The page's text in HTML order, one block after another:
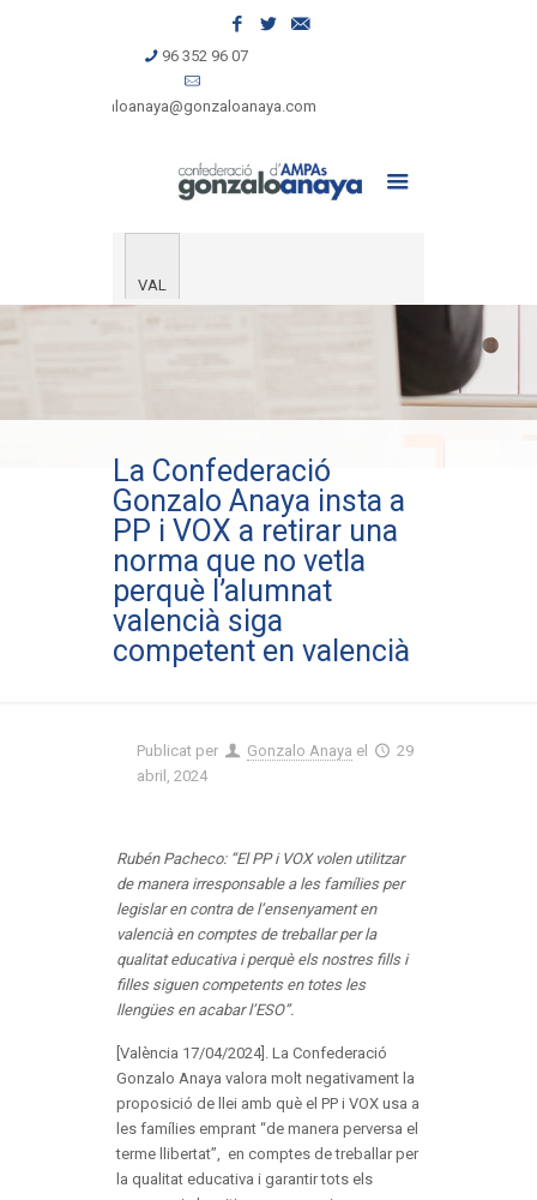
96 352 96 07
gonzaloanaya@gonzaloanaya.com
VAL
La Confederació
Gonzalo Anaya insta a
PP i VOX a retirar una
norma que no vetla
perquè l’alumnat
valencià siga
competent en valencià
Publicat per Gonzalo Anaya el
29
abril, 2024
Rubén Pacheco: “El PP i VOX volen utilitzar
de manera irresponsable a les famílies per
legislar en contra de l’ensenyament en
valencià en comptes de treballar per la
qualitat educativa i perquè els nostres fills i
filles siguen competents en totes les
llengües en acabar l’ESO”.
[València 17/04/2024]. La Confederació
Gonzalo Anaya valora molt negativament la
proposició de llei amb què el PP i VOX usa a
les famílies emprant “de manera perversa el
terme llibertat”, en comptes de treballar per
la qualitat educativa i garantir tots els